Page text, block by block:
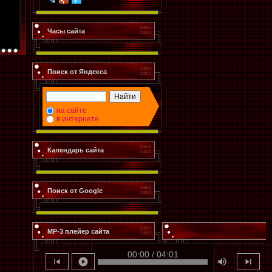
Часы сайта
Поиск от Яндекса
на сайте
в интернете
Календарь сайта
Поиск от Google
MP-3 плейер сайта
skip_previous play_circle
00:00 / 04:01
volume_up skip_next